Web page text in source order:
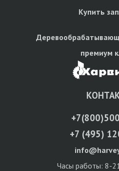
Купить
премиум
+7 (495)
Часы работы: 8-